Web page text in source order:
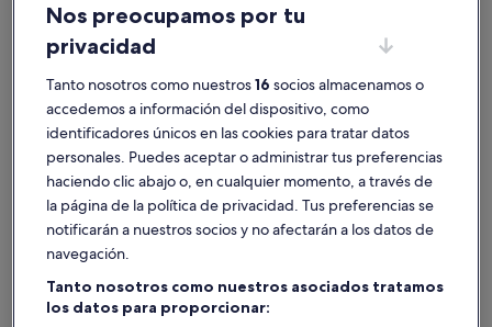
Más información sobre Entire villa with swimming pool
Entire villa with swimming pool and
padel court, near the beach. 14
people.
14 huéspedes · 6 habitaciones · 4 baños o más
10 de 10
Excepcional
excepcional
5 comentarios
(5 comentarios)
Alojamientos mejor valorados -
Basílica de la Estrella
Más información sobre Acogedor apartamento entre
Nos preocupamos por tu
privacidad
Tanto nosotros como nuestros16 socios almacenamos o
accedemos a información del dispositivo, como
identificadores únicos en las cookies para tratar datos
personales. Puedes aceptar o administrar tus preferencias
haciendo clic abajo o, en cualquier momento, a través de
la página de la política de privacidad. Tus preferencias se
notificarán a nuestros socios y no afectarán a los datos de
navegación.
Tanto nosotros como nuestros asociados tratamos
los datos para proporcionar: